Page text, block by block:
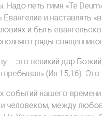
Надо петь гимн «Те
и наставлять
и быть
ряды
– это великий дар
пребывал» (Ин 15,16).
нашего времени
человеком, между